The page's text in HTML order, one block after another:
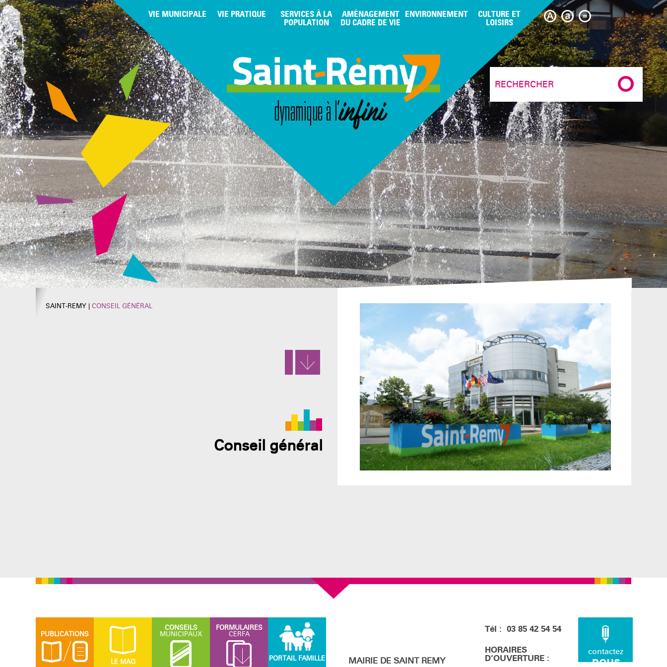
VIE MUNICIPALE VIE PRATIQUE SERVICES À LA
POPULATION
AMÉNAGEMENT
DU CADRE DE VIE
ENVIRONNEMENT CULTURE ET
LOISIRS
SAINT-REMY | CONSEIL GÉNÉRAL
Conseil général
PUBLICATIONS
LE MAG
CONSEILS
MUNICIPAUX
FORMULAIRES
CERFA
PORTAIL FAMILLE MAIRIE DE SAINT REMY
Tél : 03 85 42 54 54
HORAIRES
D’OUVERTURE :
contactez
nous